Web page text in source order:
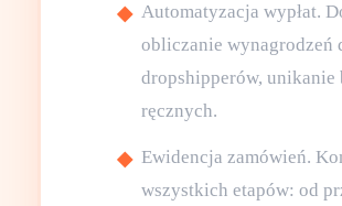
Automatyzacja wypłat.
obliczanie wynagrodzeń
dropshipperów, unikanie
ręcznych.
Ewidencja zamówień.
wszystkich etapów: od